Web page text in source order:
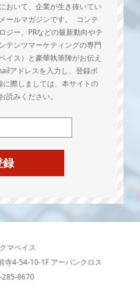
おいて、企業が生き抜いてい
ールマガジンです。 コンテ
ジー、PRなどの最新動向やテ
テンツマーケティングの専門
イス）と豪華執筆陣がお伝え
アドレスを入力し、登録ボ
際しましては、本サイトの
読みください。
マベイス
寺4-54-10-1F アーバンクロス
285-8670